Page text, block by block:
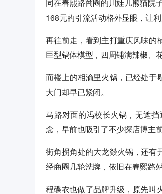
同在春熙路商圈的川娃儿熊猫院
168元的引流活动格外显眼，让利
再往前走，看到主打重庆风味的
巨型锅体模型，四周铺满辣椒、
而楼上的相渝里火锅，已经处于
大门却早已紧闭。
马路对面的冯校长火锅，无遮
念，早前也吸引了不少探店博主
街角拐角处的大龙燚火锅，还有
经商圈几轮洗牌，依旧在春熙路
程碟衣也做了品牌升级，原先叫